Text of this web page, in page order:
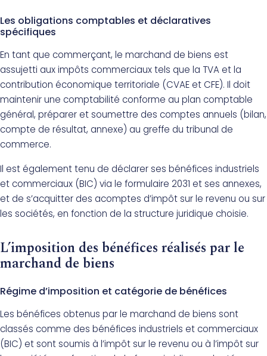
Les obligations comptables et déclaratives
spécifiques
En tant que commerçant, le marchand de biens est
assujetti aux impôts commerciaux tels que la TVA et la
contribution économique territoriale (CVAE et CFE). Il doit
maintenir une comptabilité conforme au plan comptable
général, préparer et soumettre des comptes annuels (bilan,
compte de résultat, annexe) au greffe du tribunal de
commerce.
Il est également tenu de déclarer ses bénéfices industriels
et commerciaux (BIC) via le formulaire 2031 et ses annexes,
et de s’acquitter des acomptes d’impôt sur le revenu ou sur
les sociétés, en fonction de la structure juridique choisie.
L’imposition des bénéfices réalisés par le
marchand de biens
Régime d’imposition et catégorie de bénéfices
Les bénéfices obtenus par le marchand de biens sont
classés comme des bénéfices industriels et commerciaux
(BIC) et sont soumis à l’impôt sur le revenu ou à l’impôt sur